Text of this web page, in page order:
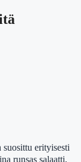
suosittu erityisesti
runsas salaatti,